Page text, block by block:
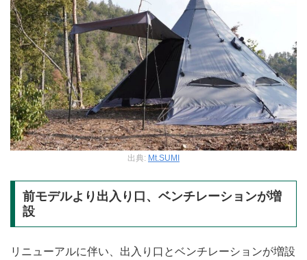
出典: Mt.SUMI
前モデルより出入り口、ベンチレーションが増
設
リニューアルに伴い、出入り口とベンチレーションが増設